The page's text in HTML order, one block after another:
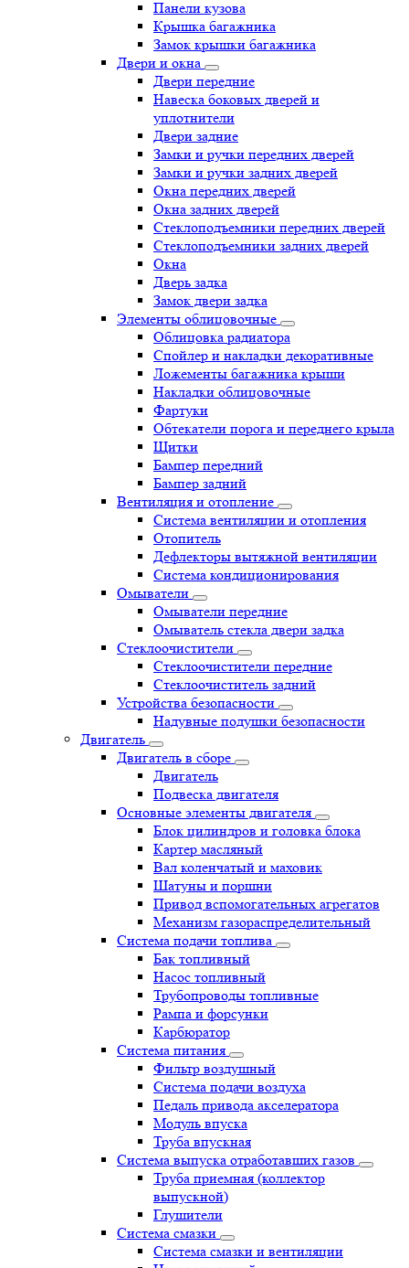
Панели кузова
Крышка багажника
Замок крышки багажника
Двери и окна
Двери передние
Навеска боковых дверей и
уплотнители
Двери задние
Замки и ручки передних дверей
Замки и ручки задних дверей
Окна передних дверей
Окна задних дверей
Стеклоподъемники передних дверей
Стеклоподъемники задних дверей
Окна
Дверь задка
Замок двери задка
Элементы облицовочные
Облицовка радиатора
Спойлер и накладки декоративные
Ложементы багажника крыши
Накладки облицовочные
Фартуки
Обтекатели порога и переднего крыла
Щитки
Бампер передний
Бампер задний
Вентиляция и отопление
Система вентиляции и отопления
Отопитель
Дефлекторы вытяжной вентиляции
Система кондиционирования
Омыватели
Омыватели передние
Омыватель стекла двери задка
Стеклоочистители
Стеклоочистители передние
Стеклоочиститель задний
Устройства безопасности
Надувные подушки безопасности
Двигатель
Двигатель в сборе
Двигатель
Подвеска двигателя
Основные элементы двигателя
Блок цилиндров и головка блока
Картер масляный
Вал коленчатый и маховик
Шатуны и поршни
Привод вспомогательных агрегатов
Механизм газораспределительный
Система подачи топлива
Бак топливный
Насос топливный
Трубопроводы топливные
Рампа и форсунки
Карбюратор
Система питания
Фильтр воздушный
Система подачи воздуха
Педаль привода акселератора
Модуль впуска
Труба впускная
Система выпуска отработавших газов
Труба приемная (коллектор
выпускной)
Глушители
Система смазки
Система смазки и вентиляции